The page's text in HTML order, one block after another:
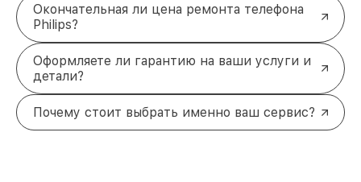
Окончательная ли цена ремонта телефона
Philips?
Оформляете ли гарантию на ваши услуги и
детали?
Почему стоит выбрать именно ваш сервис?